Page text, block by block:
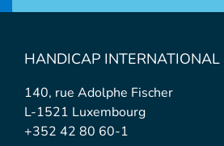
HANDICAP INTERNATIONAL
140, rue Adolphe Fischer
L-1521 Luxembourg
+352 42 80 60-1